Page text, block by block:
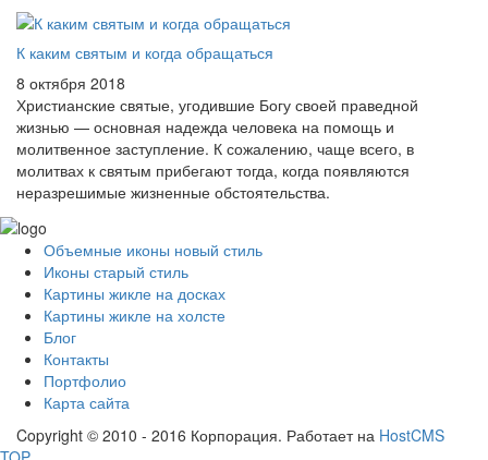
К каким святым и когда обращаться
8 октября 2018
Христианские святые, угодившие Богу своей праведной
жизнью — основная надежда человека на помощь и
молитвенное заступление. К сожалению, чаще всего, в
молитвах к святым прибегают тогда, когда появляются
неразрешимые жизненные обстоятельства.
Объемные иконы новый стиль
Иконы старый стиль
Картины жикле на досках
Картины жикле на холсте
Блог
Контакты
Портфолио
Карта сайта
Copyright © 2010 - 2016 Корпорация. Работает на HostCMS